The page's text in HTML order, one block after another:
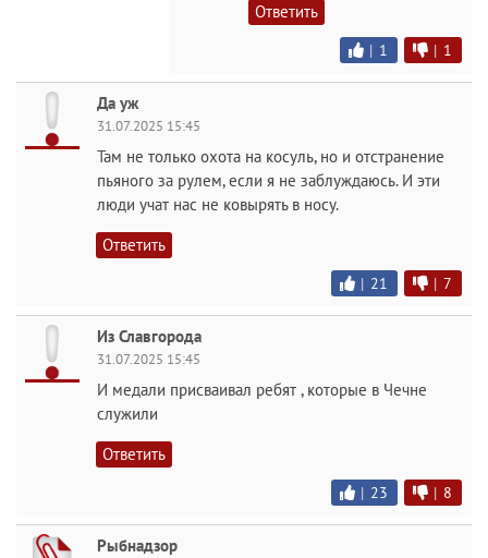
Ответить
| 1 | 1
Да уж
31.07.2025 15:45
Там не только охота на косуль, но и отстранение
пьяного за рулем, если я не заблуждаюсь. И эти
люди учат нас не ковырять в носу.
Ответить
| 21 | 7
Из Славгорода
31.07.2025 15:45
И медали присваивал ребят , которые в Чечне
служили
Ответить
| 23 | 8
Рыбнадзор